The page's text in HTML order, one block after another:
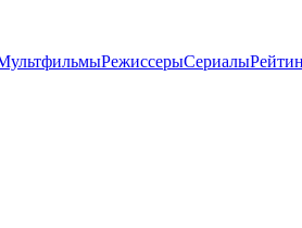
РежиссерыСериалы